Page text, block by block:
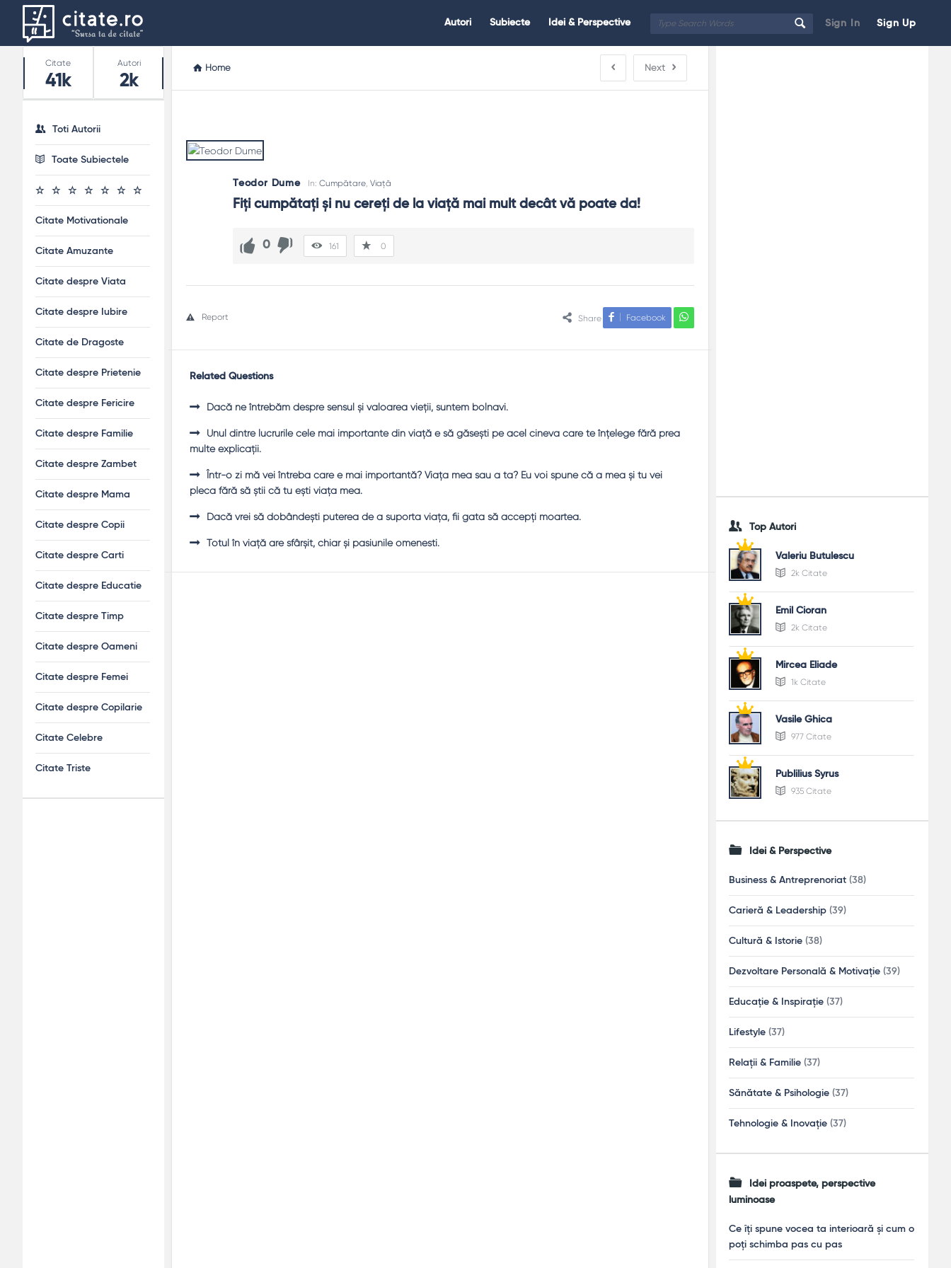
Sign In Sign Up
Citate.ro
Autori Subiecte Idei & Perspective
Home Next
Teodor Dume In: Cumpătare, Viață
Fiți cumpătați și nu cereți de la viață mai mult decât vă poate da!
0 161 0
Share Facebook
Report
Related Questions
Dacă ne întrebăm despre sensul şi valoarea vieţii, suntem bolnavi.
Unul dintre lucrurile cele mai importante din viaţă e să găseşti pe acel cineva care te înţelege fără prea
multe explicaţii.
Într-o zi mă vei întreba care e mai importantă? Viaţa mea sau a ta? Eu voi spune că a mea şi tu vei
pleca fără să ştii că tu eşti viaţa mea.
Dacă vrei să dobândeşti puterea de a suporta viaţa, fii gata să accepţi moartea.
Totul în viaţă are sfârşit, chiar şi pasiunile omenesti.
Top Autori
Valeriu Butulescu
2k Citate
Emil Cioran
2k Citate
Mircea Eliade
1k Citate
Vasile Ghica
977 Citate
Publilius Syrus
935 Citate
Idei & Perspective
Business & Antreprenoriat (38)
Carieră & Leadership (39)
Cultură & Istorie (38)
Dezvoltare Personală & Motivație (39)
Educație & Inspirație (37)
Lifestyle (37)
Relații & Familie (37)
Sănătate & Psihologie (37)
Tehnologie & Inovație (37)
Idei proaspete, perspective
luminoase
Ce îți spune vocea ta interioară și cum o
poți schimba pas cu pas
Stats
Citate
41k
Autori
2k
Toti Autorii
Toate Subiectele
Citate Motivationale
Citate Amuzante
Citate despre Viata
Citate despre Iubire
Citate de Dragoste
Citate despre Prietenie
Citate despre Fericire
Citate despre Familie
Citate despre Zambet
Citate despre Mama
Citate despre Copii
Citate despre Carti
Citate despre Educatie
Citate despre Timp
Citate despre Oameni
Citate despre Femei
Citate despre Copilarie
Citate Celebre
Citate Triste